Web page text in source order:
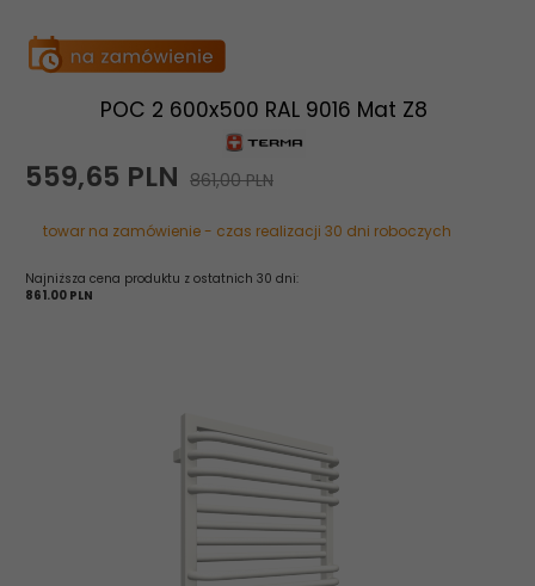
POC 2 600x500 RAL 9016 Mat Z8
559,65 PLN 861,00 PLN
towar na zamówienie - czas realizacji 30 dni roboczych
Najniższa cena produktu z ostatnich 30 dni:
861.00 PLN